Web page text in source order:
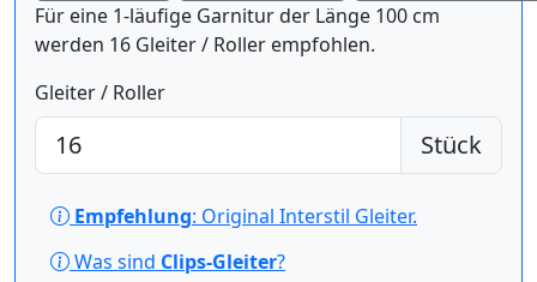
Für eine 1-läufige Garnitur der Länge 100 cm
werden 16 Gleiter / Roller empfohlen.
Gleiter / Roller
Stück
Empfehlung: Original Interstil Gleiter.
Was sind Clips-Gleiter?